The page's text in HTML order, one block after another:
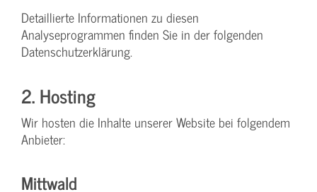
Detaillierte Informationen zu diesen
Analyseprogrammen finden Sie in der folgenden
Datenschutzerklärung.
2. Hosting
Wir hosten die Inhalte unserer Website bei folgendem
Anbieter:
Mittwald